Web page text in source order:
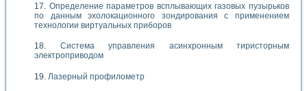
Определение параметров всплывающих газовых пузырьков
по данным эхолокационного зондирования с применением
технологии виртуальных приборов
Система управления асинхронным тиристорным
электроприводом
Лазерный профилометр